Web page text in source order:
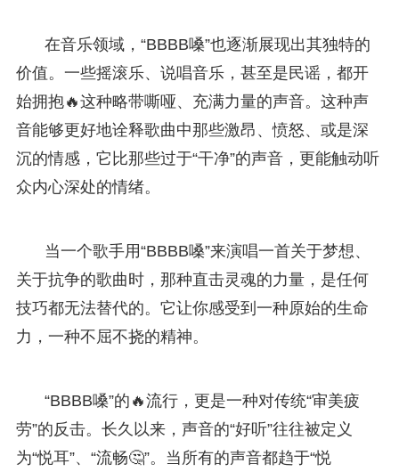
在音乐领域，“BBBB嗓”也逐渐展现出其独特的
价值。一些摇滚乐、说唱音乐，甚至是民谣，都开
始拥抱🔥这种略带嘶哑、充满力量的声音。这种声
音能够更好地诠释歌曲中那些激昂、愤怒、或是深
沉的情感，它比那些过于“干净”的声音，更能触动听
众内心深处的情绪。
当一个歌手用“BBBB嗓”来演唱一首关于梦想、
关于抗争的歌曲时，那种直击灵魂的力量，是任何
技巧都无法替代的。它让你感受到一种原始的生命
力，一种不屈不挠的精神。
“BBBB嗓”的🔥流行，更是一种对传统“审美疲
劳”的反击。长久以来，声音的“好听”往往被定义
为“悦耳”、“流畅🤔”。当所有的声音都趋于“悦